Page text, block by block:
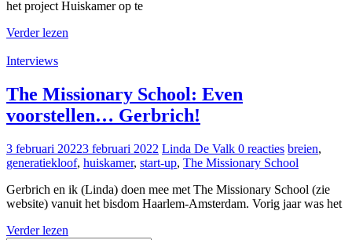
het project Huiskamer op te
Verder lezen
Interviews
The Missionary School: Even
voorstellen… Gerbrich!
3 februari 20223 februari 2022 Linda De Valk 0 reacties breien,
generatiekloof, huiskamer, start-up, The Missionary School
Gerbrich en ik (Linda) doen mee met The Missionary School (zie
website) vanuit het bisdom Haarlem-Amsterdam. Vorig jaar was het
Verder lezen